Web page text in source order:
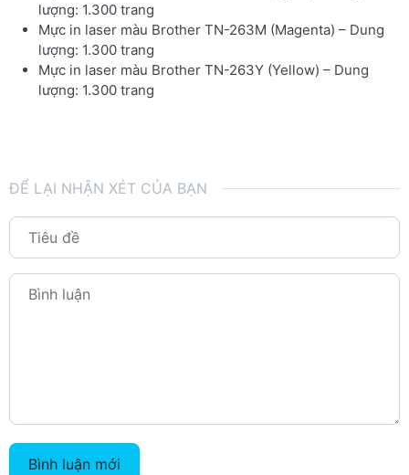
lượng: 1.300 trang
Mực in laser màu Brother TN-263M (Magenta) – Dung
lượng: 1.300 trang
Mực in laser màu Brother TN-263Y (Yellow) – Dung
lượng: 1.300 trang
ĐỂ LẠI NHẬN XÉT CỦA BẠN
Bình luận mới